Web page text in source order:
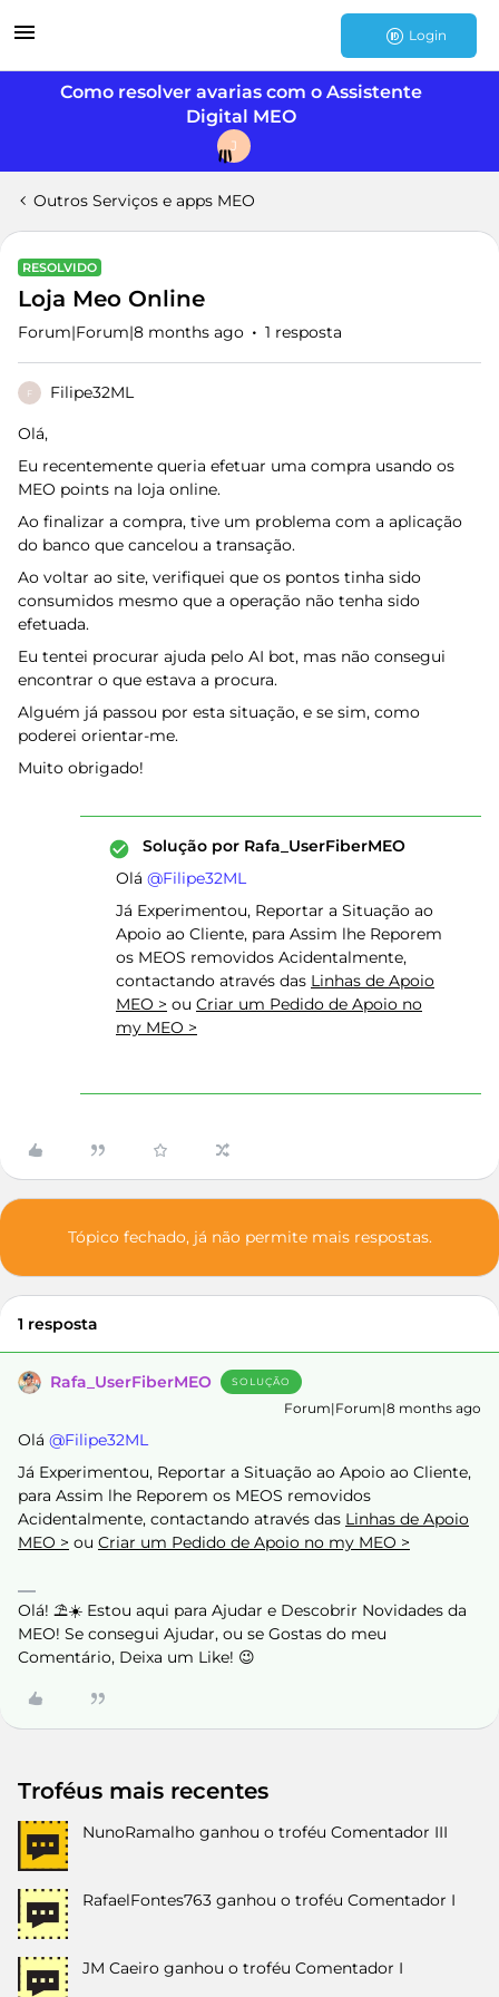
Login
Como resolver avarias com o Assistente
Digital MEO
J
Outros Serviços e apps MEO
RESOLVIDO
Loja Meo Online
Forum|Forum|8 months ago 1 resposta
F Filipe32ML
Olá,
Eu recentemente queria efetuar uma compra usando os
MEO points na loja online.
Ao finalizar a compra, tive um problema com a aplicação
do banco que cancelou a transação.
Ao voltar ao site, verifiquei que os pontos tinha sido
consumidos mesmo que a operação não tenha sido
efetuada.
Eu tentei procurar ajuda pelo AI bot, mas não consegui
encontrar o que estava a procura.
Alguém já passou por esta situação, e se sim, como
poderei orientar-me.
Muito obrigado!
Solução por Rafa_UserFiberMEO
Olá ​ @Filipe32ML
Já Experimentou, Reportar a Situação ao
Apoio ao Cliente, para Assim lhe Reporem
os MEOS removidos Acidentalmente,
contactando através das Linhas de Apoio
MEO > ou Criar um Pedido de Apoio no
my MEO >
Tópico fechado, já não permite mais respostas.
1 resposta
Rafa_UserFiberMEO SOLUÇÃO
Forum|Forum|8 months ago
Olá ​ @Filipe32ML
Já Experimentou, Reportar a Situação ao Apoio ao Cliente,
para Assim lhe Reporem os MEOS removidos
Acidentalmente, contactando através das Linhas de Apoio
MEO > ou Criar um Pedido de Apoio no my MEO >
Olá! ⛱️☀️ Estou aqui para Ajudar e Descobrir Novidades da
MEO! Se consegui Ajudar, ou se Gostas do meu
Comentário, Deixa um Like! 😉
Troféus mais recentes
NunoRamalho ganhou o troféu Comentador III
RafaelFontes763 ganhou o troféu Comentador I
JM Caeiro ganhou o troféu Comentador I